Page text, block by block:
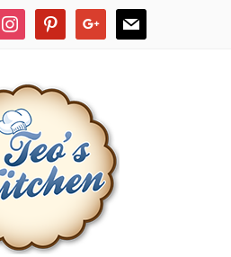
instagrampinterestgoogle mail